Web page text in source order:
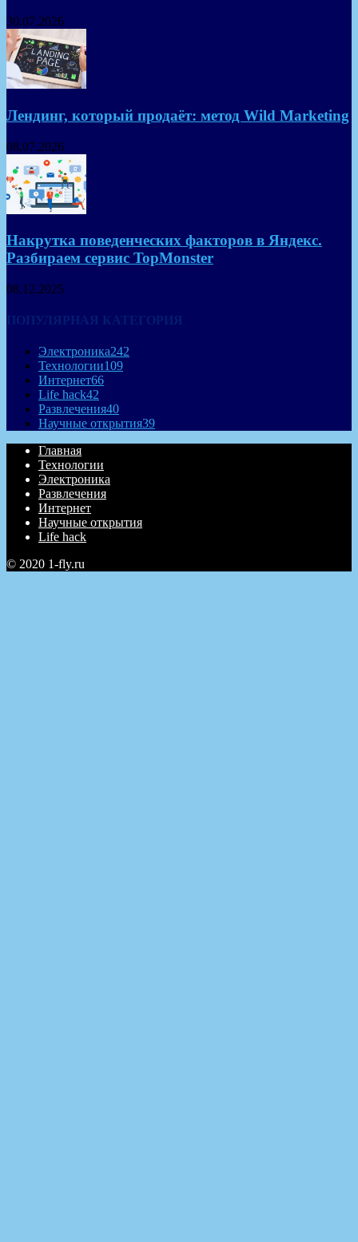
30.07.2026
Лендинг, который продаёт: метод Wild Marketing
08.07.2026
Накрутка поведенческих факторов в Яндекс.
Разбираем сервис TopMonster
08.12.2025
ПОПУЛЯРНАЯ КАТЕГОРИЯ
Электроника242
Технологии109
Интернет66
Life hack42
Развлечения40
Научные открытия39
Главная
Технологии
Электроника
Развлечения
Интернет
Научные открытия
Life hack
© 2020 1-fly.ru